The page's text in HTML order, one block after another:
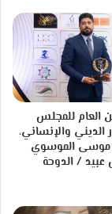
العام للمجلس
الديني والإنساني،
موسى الموسوي
/ الدوحة